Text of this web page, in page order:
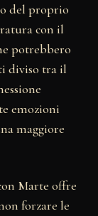
del proprio
con il
potrebbero
diviso tra il
emozioni
maggiore
Marte offre
forzare le